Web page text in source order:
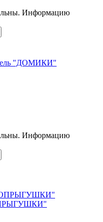
Информацию
Информацию